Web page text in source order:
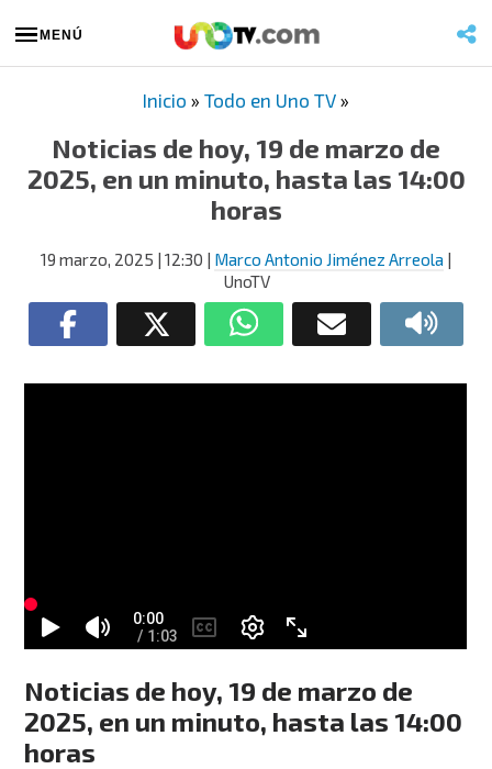
MENÚ
Inicio » Todo en Uno TV »
Noticias de hoy, 19 de marzo de
2025, en un minuto, hasta las 14:00
horas
19 marzo, 2025 | 12:30 | Marco Antonio Jiménez Arreola |
UnoTV
Noticias de hoy, 19 de marzo de
2025, en un minuto, hasta las 14:00
horas